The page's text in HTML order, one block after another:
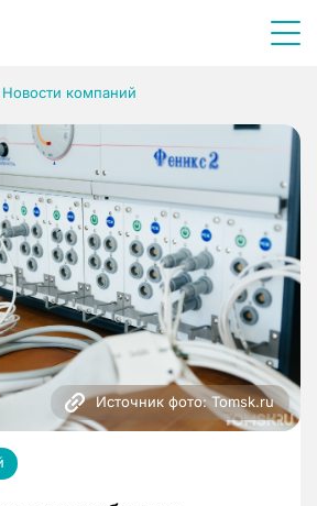
Новости компаний
Источник фото: Tomsk.ru